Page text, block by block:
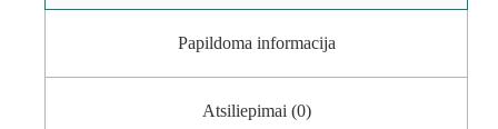
Papildoma informacija
Atsiliepimai (0)